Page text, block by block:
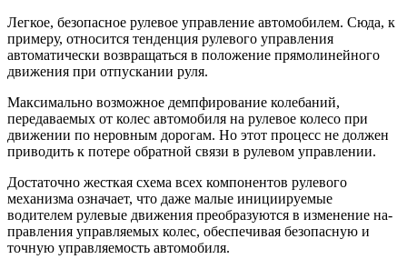
Легкое, безопасное рулевое управление автомобилем. Сюда, к
примеру, относится тенденция рулевого управления
автоматиче­ски возвращаться в положение прямолиней­ного
движения при отпускании руля.
Максимально возможное демпфирование колебаний,
передаваемых от колес автомо­биля на рулевое колесо при
движении по не­ровным дорогам. Но этот процесс не должен
приводить к потере обратной связи в рулевом управлении.
Достаточно жесткая схема всех компонен­тов рулевого
механизма означает, что даже малые инициируемые
водителем рулевые движения преобразуются в изменение на­
правления управляемых колес, обеспечивая безопасную и
точную управляемость авто­мобиля.